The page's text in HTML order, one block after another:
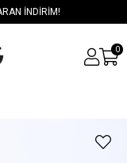
İNDİRİM!
0